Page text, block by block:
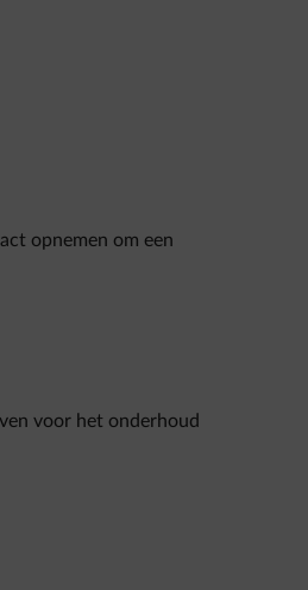
opnemen om een
voor het onderhoud